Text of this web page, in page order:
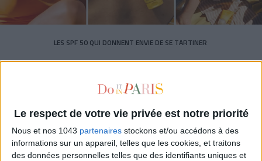
Le respect de votre vie privée est notre priorité
Nous et nos 1043 partenaires stockons et/ou accédons à des
informations sur un appareil, telles que les cookies, et traitons
des données personnelles telles que des identifiants uniques et
LES SPF 50 QUI DONNENT ENVIE DE SE TARTINER
Inscrivez-vous à notre newsletter